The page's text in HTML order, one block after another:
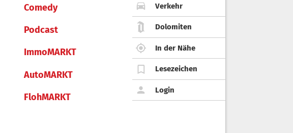
Comedy
Podcast
ImmoMARKT
AutoMARKT
FlohMARKT
Verkehr
Dolomiten
In der Nähe
Lesezeichen
Login